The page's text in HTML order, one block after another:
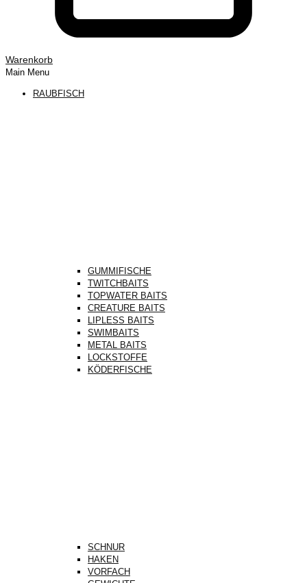
Warenkorb
Main Menu
RAUBFISCH
GUMMIFISCHE
TWITCHBAITS
TOPWATER BAITS
CREATURE BAITS
LIPLESS BAITS
SWIMBAITS
METAL BAITS
LOCKSTOFFE
KÖDERFISCHE
SCHNUR
HAKEN
VORFACH